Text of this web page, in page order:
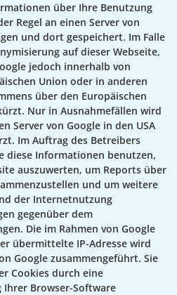
über Ihre Benutzung
Regel an einen Server von
und dort gespeichert. Im Falle
auf dieser Webseite,
jedoch innerhalb von
Union oder in anderen
über den Europäischen
Nur in Ausnahmefällen wird
Server von Google in den USA
Im Auftrag des Betreibers
diese Informationen benutzen,
auszuwerten, um Reports über
und um weitere
der Internetnutzung
gegenüber dem
Die im Rahmen von Google
übermittelte IP-Adresse wird
Google zusammengeführt. Sie
Cookies durch eine
Browser-Software